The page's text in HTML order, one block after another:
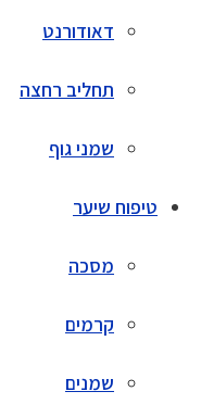
דאודורנט
תחליב רחצה
שמני גוף
טיפוח שיער
מסכה
קרמים
שמנים